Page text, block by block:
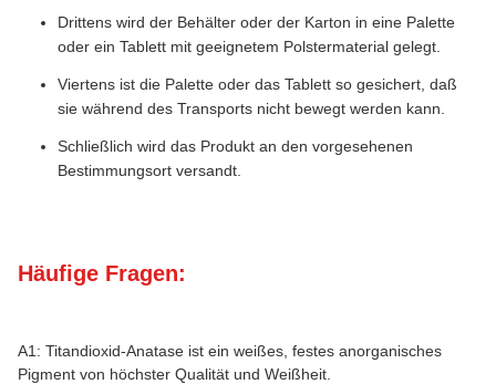
Drittens wird der Behälter oder der Karton in eine Palette
oder ein Tablett mit geeignetem Polstermaterial gelegt.
Viertens ist die Palette oder das Tablett so gesichert, daß
sie während des Transports nicht bewegt werden kann.
Schließlich wird das Produkt an den vorgesehenen
Bestimmungsort versandt.
Häufige Fragen:
A1: Titandioxid-Anatase ist ein weißes, festes anorganisches
Pigment von höchster Qualität und Weißheit.